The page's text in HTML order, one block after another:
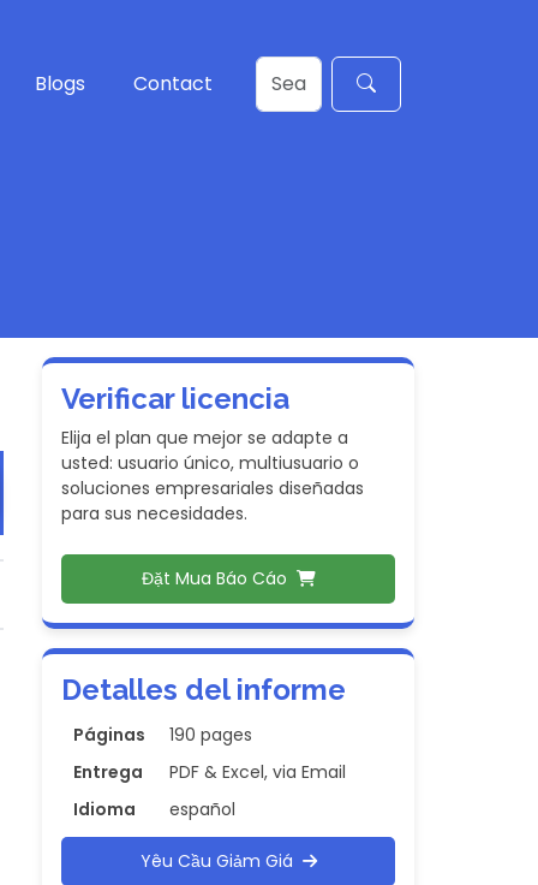
Blogs Contact
Verificar licencia
Elija el plan que mejor se adapte a
usted: usuario único, multiusuario o
soluciones empresariales diseñadas
para sus necesidades.
Đặt Mua Báo Cáo
Detalles del informe
Páginas
190 pages
Entrega
PDF & Excel, via Email
Idioma
español
Yêu Cầu Giảm Giá